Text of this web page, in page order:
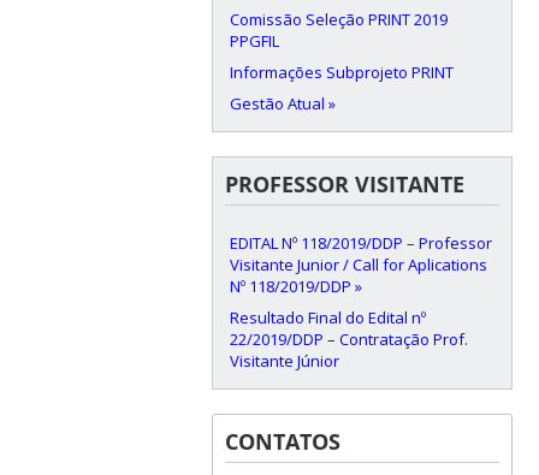
Comissão Seleção PRINT 2019
PPGFIL
Informações Subprojeto PRINT
Gestão Atual »
PROFESSOR VISITANTE
EDITAL Nº 118/2019/DDP – Professor
Visitante Junior / Call for Aplications
Nº 118/2019/DDP »
Resultado Final do Edital nº
22/2019/DDP – Contratação Prof.
Visitante Júnior
CONTATOS